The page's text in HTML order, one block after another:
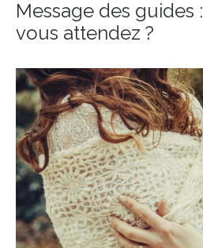
Message des guides
vous attendez ?